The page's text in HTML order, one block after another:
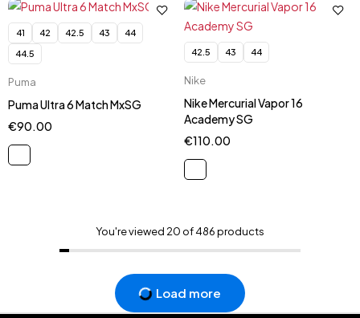
41 42 42.5 43
44
44.5
Puma
Puma Ultra 6 Match MxSG
€90.00
42.5 43 44
Nike
Nike Mercurial Vapor 16
Academy SG
€110.00
You're viewed 20 of 486 products
Load more